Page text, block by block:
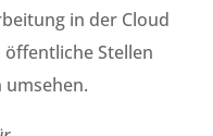
in der Cloud
Stellen